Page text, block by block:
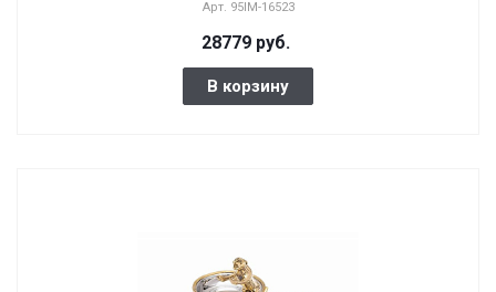
Арт. 95IM-16523
28779 руб.
В корзину